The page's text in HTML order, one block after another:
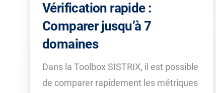
Vérification rapide :
Comparer jusqu’à 7
domaines
Dans la Toolbox SISTRIX, il est possible
de comparer rapidement les métriques